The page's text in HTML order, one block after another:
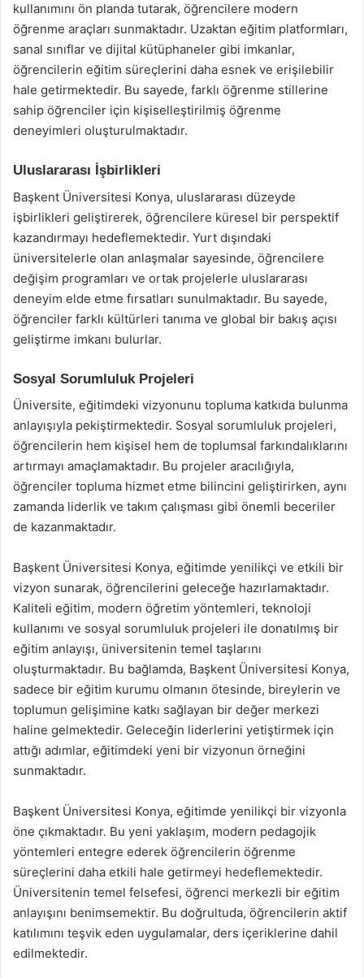
kullanımını ön planda tutarak, öğrencilere modern
öğrenme araçları sunmaktadır. Uzaktan eğitim platformları,
sanal sınıflar ve dijital kütüphaneler gibi imkanlar,
öğrencilerin eğitim süreçlerini daha esnek ve erişilebilir
hale getirmektedir. Bu sayede, farklı öğrenme stillerine
sahip öğrenciler için kişiselleştirilmiş öğrenme
deneyimleri oluşturulmaktadır.
Uluslararası İşbirlikleri
Başkent Üniversitesi Konya, uluslararası düzeyde
işbirlikleri geliştirerek, öğrencilere küresel bir perspektif
kazandırmayı hedeflemektedir. Yurt dışındaki
üniversitelerle olan anlaşmalar sayesinde, öğrencilere
değişim programları ve ortak projelerle uluslararası
deneyim elde etme fırsatları sunulmaktadır. Bu sayede,
öğrenciler farklı kültürleri tanıma ve global bir bakış açısı
geliştirme imkanı bulurlar.
Sosyal Sorumluluk Projeleri
Üniversite, eğitimdeki vizyonunu topluma katkıda bulunma
anlayışıyla pekiştirmektedir. Sosyal sorumluluk projeleri,
öğrencilerin hem kişisel hem de toplumsal farkındalıklarını
artırmayı amaçlamaktadır. Bu projeler aracılığıyla,
öğrenciler topluma hizmet etme bilincini geliştirirken, aynı
zamanda liderlik ve takım çalışması gibi önemli beceriler
de kazanmaktadır.
Başkent Üniversitesi Konya, eğitimde yenilikçi ve etkili bir
vizyon sunarak, öğrencilerini geleceğe hazırlamaktadır.
Kaliteli eğitim, modern öğretim yöntemleri, teknoloji
kullanımı ve sosyal sorumluluk projeleri ile donatılmış bir
eğitim anlayışı, üniversitenin temel taşlarını
oluşturmaktadır. Bu bağlamda, Başkent Üniversitesi Konya,
sadece bir eğitim kurumu olmanın ötesinde, bireylerin ve
toplumun gelişimine katkı sağlayan bir değer merkezi
haline gelmektedir. Geleceğin liderlerini yetiştirmek için
attığı adımlar, eğitimdeki yeni bir vizyonun örneğini
sunmaktadır.
Başkent Üniversitesi Konya, eğitimde yenilikçi bir vizyonla
öne çıkmaktadır. Bu yeni yaklaşım, modern pedagojik
yöntemleri entegre ederek öğrencilerin öğrenme
süreçlerini daha etkili hale getirmeyi hedeflemektedir.
Üniversitenin temel felsefesi, öğrenci merkezli bir eğitim
anlayışını benimsemektir. Bu doğrultuda, öğrencilerin aktif
katılımını teşvik eden uygulamalar, ders içeriklerine dahil
edilmektedir.